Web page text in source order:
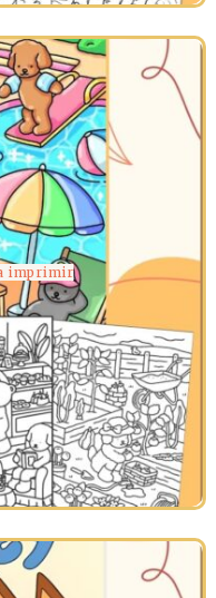
imprimir